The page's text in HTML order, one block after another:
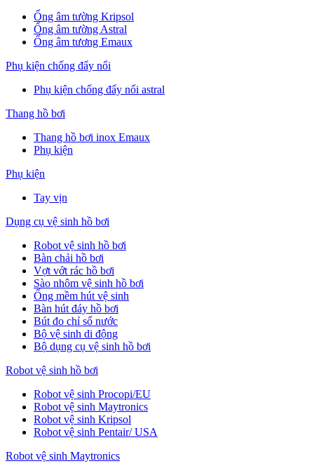
Ống âm tường Kripsol
Ống âm tường Astral
Ống âm tương Emaux
Phụ kiện chống đẩy nổi
Phụ kiện chống đẩy nổi astral
Thang hồ bơi
Thang hồ bơi inox Emaux
Phụ kiện
Phụ kiện
Tay vịn
Dụng cụ vệ sinh hồ bơi
Robot vệ sinh hồ bơi
Bàn chải hồ bơi
Vợt vớt rác hồ bơi
Sào nhôm vệ sinh hồ bơi
Ống mềm hút vệ sinh
Bàn hút đáy hồ bơi
Bút đo chỉ số nước
Bộ vệ sinh di động
Bộ dụng cụ vệ sinh hồ bơi
Robot vệ sinh hồ bơi
Robot vệ sinh Procopi/EU
Robot vệ sinh Maytronics
Robot vệ sinh Kripsol
Robot vệ sinh Pentair/ USA
Robot vệ sinh Maytronics